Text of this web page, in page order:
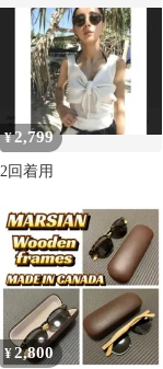
¥2,799
2回着用
¥2,800